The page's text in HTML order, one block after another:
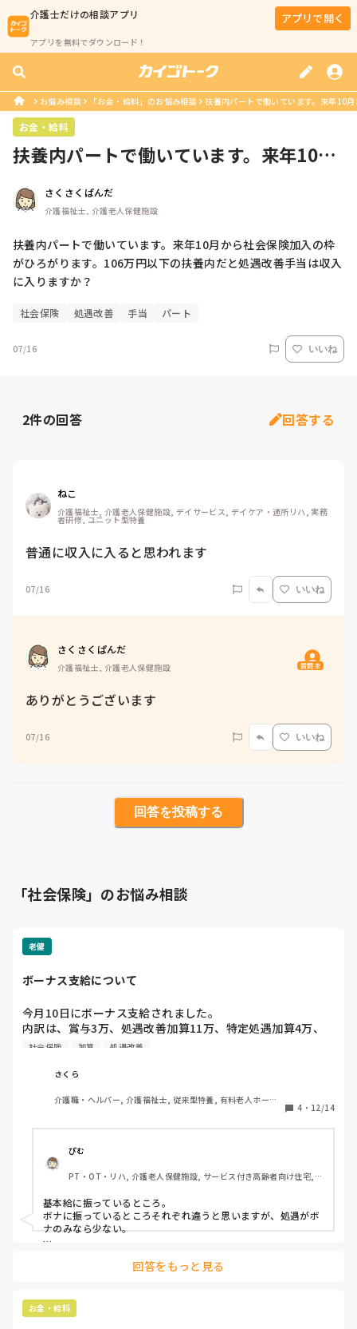
介護士だけの相談アプリ
アプリを無料でダウンロード！
アプリで開く
お悩み相談 「お金・給料」のお悩み相談 扶養内パートで働いています。来年10
お金・給料
扶養内パートで働いています。来年10月
さくさくぱんだ
介護福祉士, 介護老人保健施設
扶養内パートで働いています。来年10月から社会保険加入の枠
がひろがります。106万円以下の扶養内だと処遇改善手当は収入
に入りますか？
社会保険 処遇改善 手当 パート
07/16 いいね
2件の回答 回答する
ねこ
介護福祉士, 介護老人保健施設, デイサービス, デイケア・通所リハ, 実務
者研修, ユニット型特養
07/16 いいね
さくさくぱんだ
介護福祉士, 介護老人保健施設 質問主
ありがとうございます
07/16 いいね
回答を投稿する
「社会保険」のお悩み相談
老健
ボーナス支給について
今月10日にボーナス支給されました。
内訳は、賞与3万、処遇改善加算11万、特定処遇加算4万、
そこから社会保険、所得税、雇用保険3万控除されていまし
これは介護業界の平均値から見てどうでしょうか？
社会保険 加算 処遇改善
さくら
介護職・ヘルパー, 介護福祉士, 従来型特養, 有料老人ホーム,
4 ・ 12/14
ぴむ
PT・OT・リハ, 介護老人保健施設, サービス付き高齢者向け住宅,
基本給に振っているところ。
ボナに振っているところそれぞれ違うと思いますが、処遇がボ
ナのみなら少ない。
回答をもっと見る
お金・給料